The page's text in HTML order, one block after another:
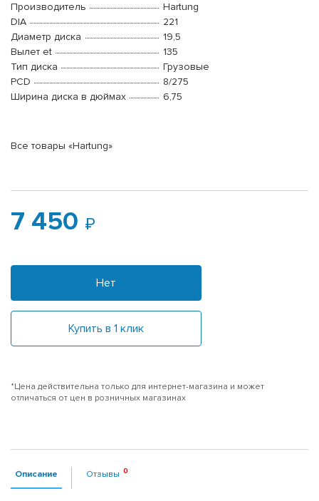
Производитель
Hartung
DIA
221
Диаметр диска
19,5
Вылет et
135
Тип диска
Грузовые
PCD
8/275
Ширина диска в дюймах
6,75
Все товары «Hartung»
7 450
Нет
Купить в 1 клик
*Цена действительна только для интернет-магазина и может
отличаться от цен в розничных магазинах
Описание Отзывы